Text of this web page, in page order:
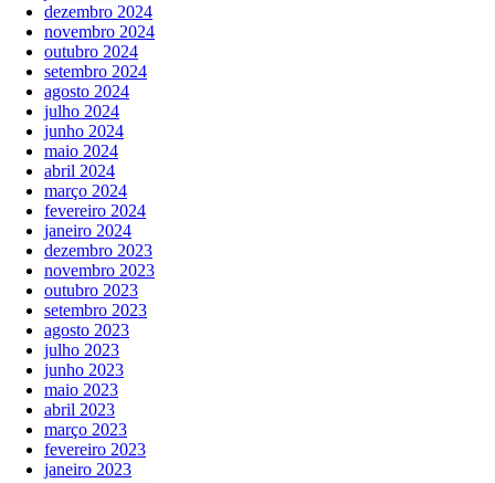
dezembro 2024
novembro 2024
outubro 2024
setembro 2024
agosto 2024
julho 2024
junho 2024
maio 2024
abril 2024
março 2024
fevereiro 2024
janeiro 2024
dezembro 2023
novembro 2023
outubro 2023
setembro 2023
agosto 2023
julho 2023
junho 2023
maio 2023
abril 2023
março 2023
fevereiro 2023
janeiro 2023